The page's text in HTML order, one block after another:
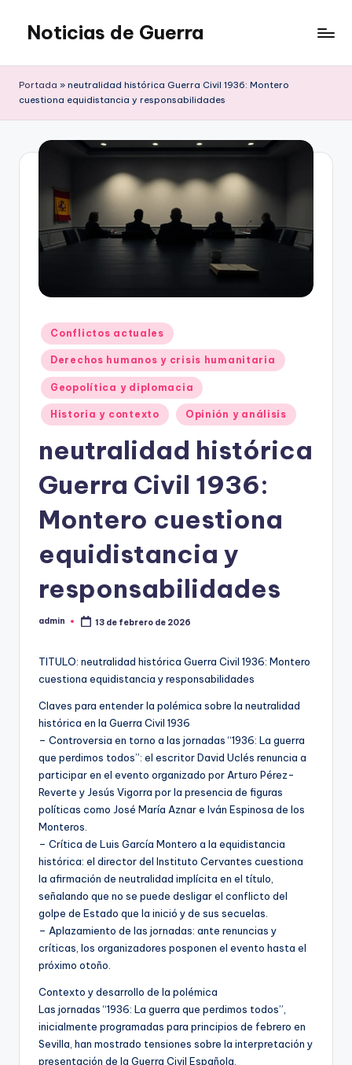
Saltar
contenido
Noticias de Guerra
Portada » neutralidad histórica Guerra Civil 1936: Montero
cuestiona equidistancia y responsabilidades
Publicado
en
Conflictos actuales
Derechos humanos y crisis humanitaria
Geopolítica y diplomacia
Historia y contexto Opinión y análisis
neutralidad histórica
Guerra Civil 1936:
Montero cuestiona
equidistancia y
responsabilidades
Publicado
admin 13 de febrero de 2026
TITULO: neutralidad histórica Guerra Civil 1936: Montero
cuestiona equidistancia y responsabilidades
Claves para entender la polémica sobre la neutralidad
histórica en la Guerra Civil 1936
– Controversia en torno a las jornadas “1936: La guerra
que perdimos todos”: el escritor David Uclés renuncia a
participar en el evento organizado por Arturo Pérez-
Reverte y Jesús Vigorra por la presencia de figuras
políticas como José María Aznar e Iván Espinosa de los
Monteros.
– Crítica de Luis García Montero a la equidistancia
histórica: el director del Instituto Cervantes cuestiona
la afirmación de neutralidad implícita en el título,
señalando que no se puede desligar el conflicto del
golpe de Estado que la inició y de sus secuelas.
– Aplazamiento de las jornadas: ante renuncias y
críticas, los organizadores posponen el evento hasta el
próximo otoño.
Contexto y desarrollo de la polémica
Las jornadas “1936: La guerra que perdimos todos”,
inicialmente programadas para principios de febrero en
Sevilla, han mostrado tensiones sobre la interpretación y
presentación de la Guerra Civil Española.